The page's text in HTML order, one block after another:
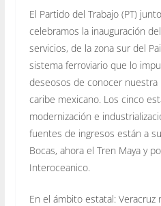
El Partido del Trabajo (PT)
celebramos la inauguración
servicios, de la zona sur del
sistema ferroviario que lo
deseosos de conocer nuestra
caribe mexicano. Los cinco
modernización e
fuentes de ingresos están a
Bocas, ahora el Tren Maya y
Interoceanico.
En el ámbito estatal: